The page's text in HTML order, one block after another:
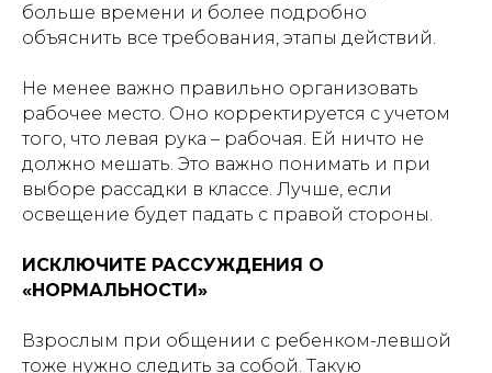
больше времени и более подробно
объяснить все требования, этапы действий.
Не менее важно правильно организовать
рабочее место. Оно корректируется с учетом
того, что левая рука – рабочая. Ей ничто не
должно мешать. Это важно понимать и при
выборе рассадки в классе. Лучше, если
освещение будет падать с правой стороны.
ИСКЛЮЧИТЕ РАССУЖДЕНИЯ О
«НОРМАЛЬНОСТИ»
Взрослым при общении с ребенком-левшой
тоже нужно следить за собой. Такую